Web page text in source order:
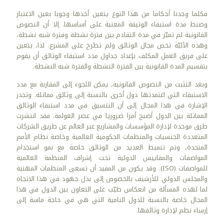
فكلما وجدنا أحكاما من هذا النوع يتعين أخذها وجوبا بعين الاعتبار
وضبط مدة استبقاء الوثيقة المعنية على أساسها. إلا أن النصوص
القانونية لم تميّز في مدة التقادم بين فترة نشطة وفترة شبه نشطة،
وهذه الآليّة تخص مجال الوثائق ولم تطرح على المشرع. لذا، يتعين
على فريق العمل المكلف بإعداد جداول مدد استبقاء الوثائق أن يقوم
بتقسيم المدة القانونية بين الفترة النشطة والفترة شبه النشطة.
وبعد التثبت من النصوص القانونية، يمكن اللجوء إلى المقارنة مع مدد
الاستبقاء التي اعتمدتها دول أخرى بالنسبة إلى وثائق مماثلة. وتجدر
الإشارة في هذا المجال إلى أن التنسيق في مدد استبقاء الوثائق
المماثلة بين الدول أصبح أمرا ضروريا في عصر العولمة. فقد انتشرت
طرق موحدة لإدارة المؤسسات والمشاريع عبر العالم عن طريق الشركات
المتعددة الجنسيات والمنظمات الحكومية العالمية وخاصة نظام الأمم
المتحدة، وتم تنميط العديد من الوثائق خاصة مع نمو استخدام
المواصفات والمقاييس الدولية تحت إشراف المنظمة العالمية
للمواصفات (ISO). وقد يكون من المفيد أن تسعى المنظمات المهنية
والمجلس الدولي للأرشيف بالخصوص إلى بذل جهود في هذا الاتجاه
لما لهذه المسألة من انعكاس طيّب على التعاون بين الدول في هذا
المجال خاصة بالنسبة للدول النامية التي هي في حاجة ماسة إلى
إرساء نظم لإدارة وثائقها.